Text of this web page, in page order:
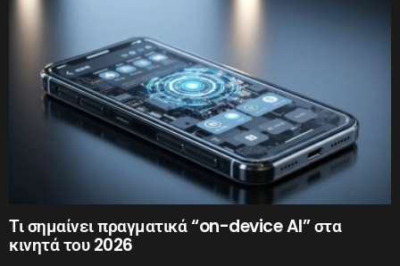
Τι σημαίνει πραγματικά “on-device AI” στα
κινητά του 2026